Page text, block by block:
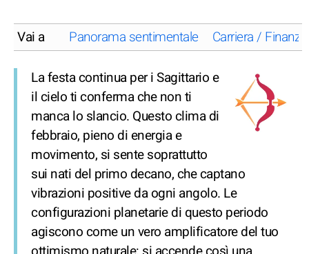
Vai a Panorama sentimentale Carriera / Finanze
La festa continua per i Sagittario e
il cielo ti conferma che non ti
manca lo slancio. Questo clima di
febbraio, pieno di energia e
movimento, si sente soprattutto
sui nati del primo decano, che captano
vibrazioni positive da ogni angolo. Le
configurazioni planetarie di questo periodo
agiscono come un vero amplificatore del tuo